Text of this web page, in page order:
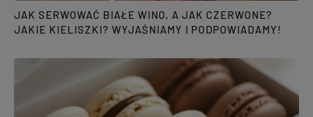
JAK SERWOWAĆ BIAŁE WINO, A JAK CZERWONE?
JAKIE KIELISZKI? WYJAŚNIAMY I PODPOWIADAMY!